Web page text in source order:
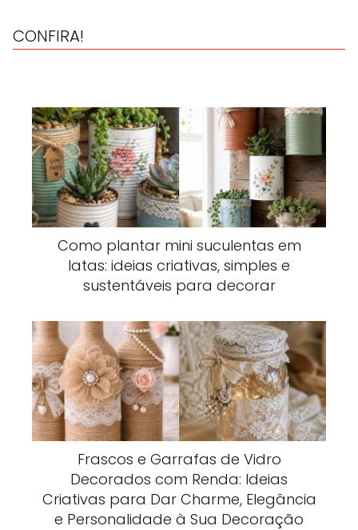
CONFIRA!
Como plantar mini suculentas em
latas: ideias criativas, simples e
sustentáveis para decorar
Frascos e Garrafas de Vidro
Decorados com Renda: Ideias
Criativas para Dar Charme, Elegância
e Personalidade à Sua Decoração